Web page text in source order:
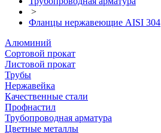
>
Фланцы нержавеющие AISI 304
Алюминий
Сортовой прокат
Листовой прокат
Трубы
Нержавейка
Качественные стали
Профнастил
Трубопроводная арматура
Цветные металлы